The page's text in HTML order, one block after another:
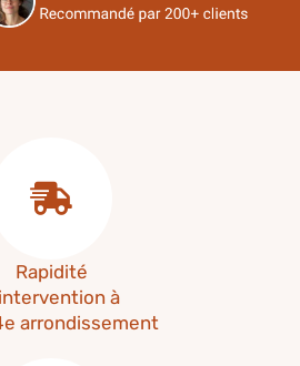
Rapidité
à
arrondissement